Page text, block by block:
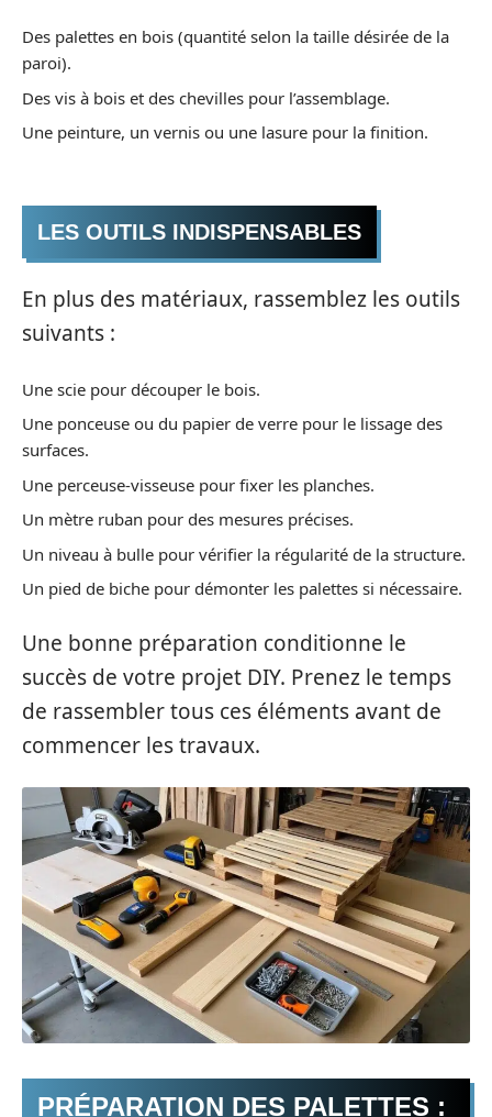
Des palettes en bois (quantité selon la taille désirée de la
paroi).
Des vis à bois et des chevilles pour l’assemblage.
Une peinture, un vernis ou une lasure pour la finition.
LES OUTILS INDISPENSABLES
En plus des matériaux, rassemblez les outils
suivants :
Une scie pour découper le bois.
Une ponceuse ou du papier de verre pour le lissage des
surfaces.
Une perceuse-visseuse pour fixer les planches.
Un mètre ruban pour des mesures précises.
Un niveau à bulle pour vérifier la régularité de la structure.
Un pied de biche pour démonter les palettes si nécessaire.
Une bonne préparation conditionne le
succès de votre projet DIY. Prenez le temps
de rassembler tous ces éléments avant de
commencer les travaux.
PRÉPARATION DES PALETTES :